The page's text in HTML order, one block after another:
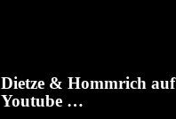
Dietze & Hommrich auf
Youtube …